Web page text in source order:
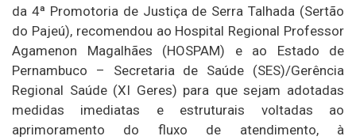
da 4ª Promotoria de Justiça de Serra Talhada (Sertão
do Pajeú), recomendou ao Hospital Regional Professor
Agamenon Magalhães (HOSPAM) e ao Estado de
Pernambuco – Secretaria de Saúde (SES)/Gerência
Regional Saúde (XI Geres) para que sejam adotadas
medidas imediatas e estruturais voltadas ao
aprimoramento do fluxo de atendimento, à